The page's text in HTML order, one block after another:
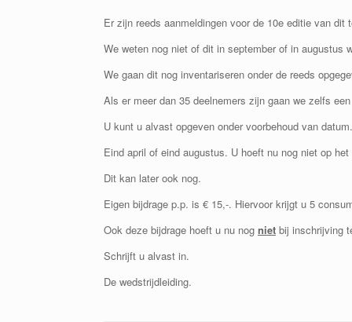
Er zijn reeds aanmeldingen voor de 10e editie van dit
We weten nog niet of dit in september of in augustus
We gaan dit nog inventariseren onder de reeds
Als er meer dan 35 deelnemers zijn gaan we zelfs
U kunt u alvast opgeven onder voorbehoud van
Eind april of eind augustus. U hoeft nu nog niet op
Dit kan later ook nog.
Eigen bijdrage p.p. is € 15,-. Hiervoor krijgt u 5
Ook deze bijdrage hoeft u nu nog niet bij inschrijving
Schrijft u alvast in.
De wedstrijdleiding.